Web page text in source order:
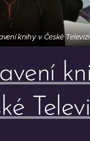
knihy v České Televizi